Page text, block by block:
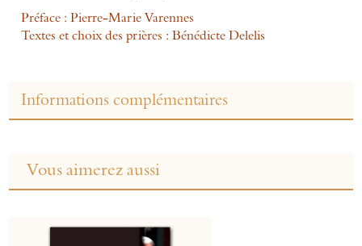
Préface : Pierre-Marie Varennes
Textes et choix des prières : Bénédicte Delelis
Informations complémentaires
Vous aimerez aussi